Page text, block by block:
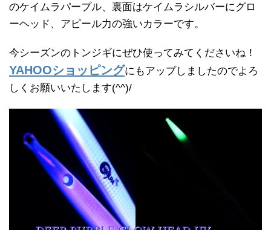
のケイムラパープル、裏面はケイムラシルバーにグロ
ーヘッド、アピール力の強いカラーです。
今シーズンのトンジギにぜひ使ってみてくださいね！
YAHOOショッピングにもアップしましたのでよろ
しくお願いいたします(^^)/